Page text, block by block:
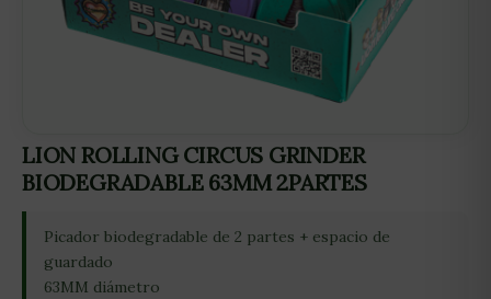
LION ROLLING CIRCUS GRINDER
BIODEGRADABLE 63MM 2PARTES
Picador biodegradable de 2 partes + espacio de
guardado
63MM diámetro